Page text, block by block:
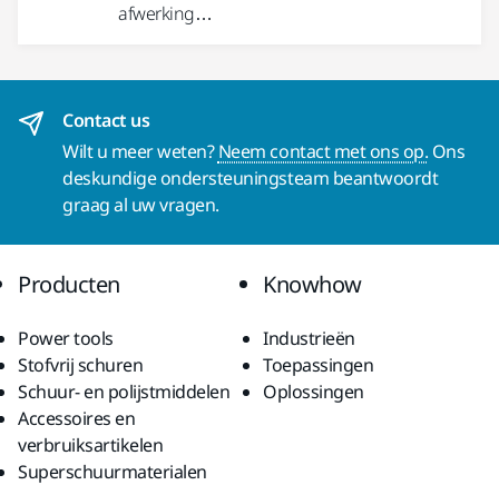
afwerking…
Contact us
Wilt u meer weten?Neem contact met ons op. Ons
deskundige ondersteuningsteam beantwoordt
graag al uw vragen.
Producten
Power tools
Stofvrij schuren
Schuur- en polijstmiddelen
Accessoires en
verbruiksartikelen
Superschuurmaterialen
Knowhow
Industrieën
Toepassingen
Oplossingen